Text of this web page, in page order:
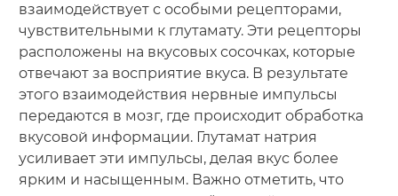
взаимодействует с особыми рецепторами,
чувствительными к глутамату. Эти рецепторы
расположены на вкусовых сосочках, которые
отвечают за восприятие вкуса. В результате
этого взаимодействия нервные импульсы
передаются в мозг, где происходит обработка
вкусовой информации. Глутамат натрия
усиливает эти импульсы, делая вкус более
ярким и насыщенным. Важно отметить, что